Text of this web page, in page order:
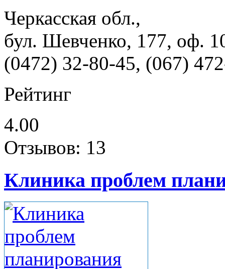
Черкасская обл.,
бул. Шевченко, 177, оф.
(0472) 32-80-45, (067)
Рейтинг
4.00
Отзывов: 13
Клиника проблем